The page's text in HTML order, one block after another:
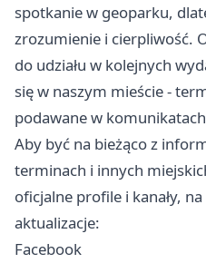
spotkanie w geoparku,
zrozumienie i cierpliwość.
do udziału w kolejnych
się w naszym mieście -
podawane w
Aby być na bieżąco z
terminach i innych
oficjalne profile i kanały,
aktualizacje:
Facebook